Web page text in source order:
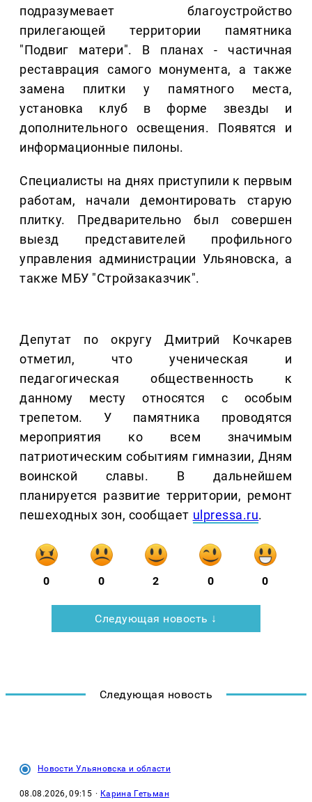
подразумевает благоустройство
прилегающей территории памятника
"Подвиг матери". В планах - частичная
реставрация самого монумента, а также
замена плитки у памятного места,
установка клуб в форме звезды и
дополнительного освещения. Появятся и
информационные пилоны.
Специалисты на днях приступили к первым
работам, начали демонтировать старую
плитку. Предварительно был совершен
выезд представителей профильного
управления администрации Ульяновска, а
также МБУ "Стройзаказчик".
Депутат по округу Дмитрий Кочкарев
отметил, что ученическая и
педагогическая общественность к
данному месту относятся с особым
трепетом. У памятника проводятся
мероприятия ко всем значимым
патриотическим событиям гимназии, Дням
воинской славы. В дальнейшем
планируется развитие территории, ремонт
пешеходных зон, сообщает ulpressa.ru.
0 0 2 0 0
Следующая новость ↓
Следующая новость
Новости Ульяновска и области
08.08.2026, 09:15 · Карина Гетьман